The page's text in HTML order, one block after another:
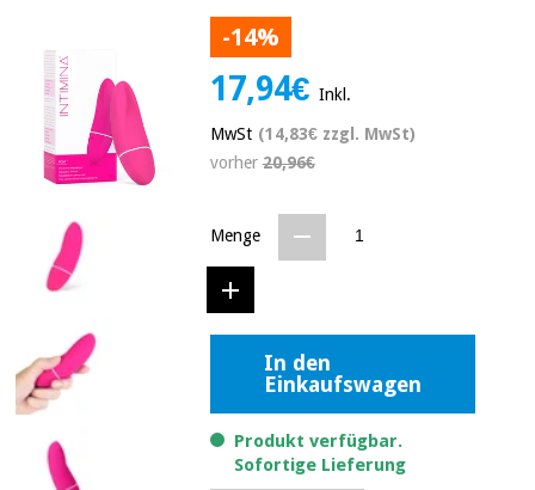
Angebote
Outlet
Fisaude
chinesische
medizin
Klinische
möbel
schränke
Essentielles
coronaviren
Aerobic,
fitness
pilates
Nachricht
Angebote
Outlet
Fisaude
Tech
Academy
Traditionelle
chinesische
medizin
Klinische
möbel
Therapeutische
schränke
Essentielles
schutzmaterial
-14%
17,94€ Inkl.
MwSt (14,83€ zzgl. MwSt)
vorher20,96€
Menge
In den
Einkaufswagen
Produkt verfügbar.
Sofortige Lieferung